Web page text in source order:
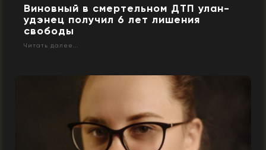
Виновный в смертельном ДТП улан-
удэнец получил 6 лет лишения
свободы
Читать далее...